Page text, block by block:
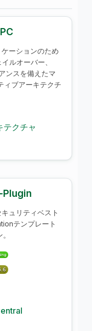
ーションのため
ルオーバー、
ンスを備えたマ
ィブアーキテクチ
クチャ
ュリティベスト
テンプレート